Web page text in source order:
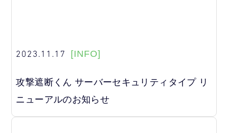
2023.11.17 [INFO]
攻撃遮断くん サーバーセキュリティタイプ リ
ニューアルのお知らせ